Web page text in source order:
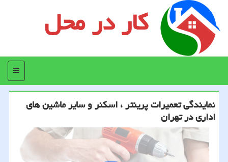
کار در محل
منو
نمایندگی تعمیرات پرینتر ، اسكنر و سایر ماشین های
اداری در تهران